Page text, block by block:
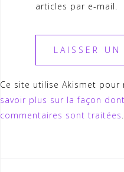
articles par e-mail.
Ce site utilise Akismet
savoir plus sur la façon
commentaires sont traitées.